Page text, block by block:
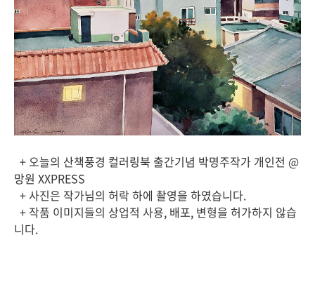
+ 오늘의 산책풍경 컬러링북 출간기념 박명주작가 개인전 @
망원 XXPRESS
+ 사진은 작가님의 허락 하에 촬영을 하였습니다.
+ 작품 이미지들의 상업적 사용, 배포, 변형을 허가하지 않습
니다.